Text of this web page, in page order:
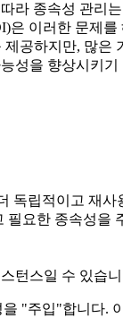
라 종속성 관리
은 이러한 문제
공하지만, 많은
을 향상시키기
독립적이고 재사
요한 종속성을
턴스일 수 있습
"주입"합니다.